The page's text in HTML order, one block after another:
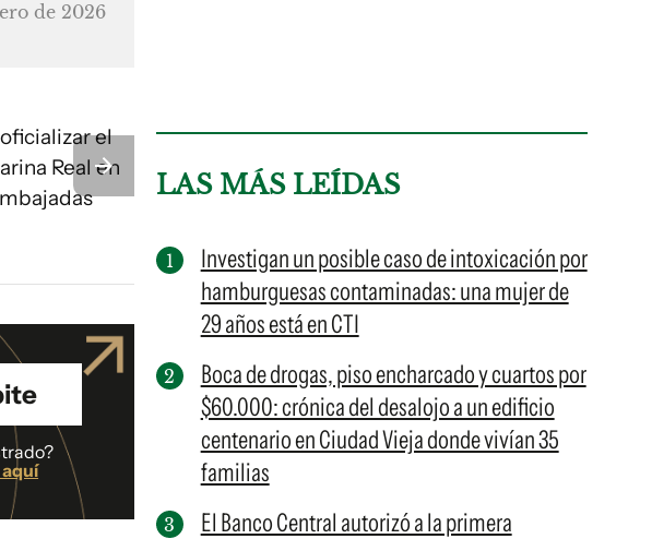
de 2026
el
Real en
LAS MÁS LEÍDAS
Investigan un posible caso de intoxicación por
hamburguesas contaminadas: una mujer de
29 años está en CTI
Boca de drogas, piso encharcado y cuartos por
$60.000: crónica del desalojo a un edificio
centenario en Ciudad Vieja donde vivían 35
familias
El Banco Central autorizó a la primera